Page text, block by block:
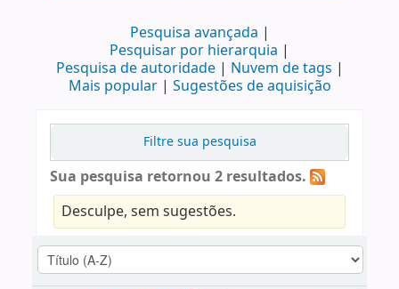
Pesquisa avançada
Pesquisar por hierarquia
Pesquisa de autoridade
Nuvem de tags
Mais popular
Sugestões de aquisição
Filtre sua pesquisa
Sua pesquisa retornou 2 resultados.
Desculpe, sem sugestões.